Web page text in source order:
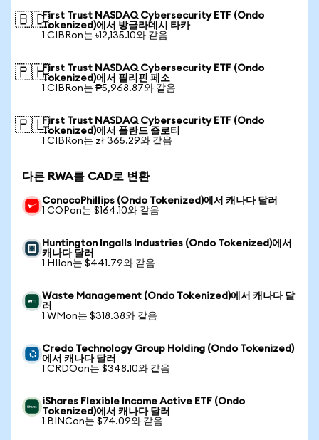
🇧🇩First Trust NASDAQ Cybersecurity ETF (Ondo
Tokenized)에서 방글라데시 타카
1 CIBRon는 ৳12,135.10와 같음
🇵🇭First Trust NASDAQ Cybersecurity ETF (Ondo
Tokenized)에서 필리핀 페소
1 CIBRon는 ₱5,968.87와 같음
🇵🇱First Trust NASDAQ Cybersecurity ETF (Ondo
Tokenized)에서 폴란드 즐로티
1 CIBRon는 zł 365.29와 같음
다른 RWA를 CAD로 변환
ConocoPhillips (Ondo Tokenized)에서 캐나다 달러
1 COPon는 $164.10와 같음
Huntington Ingalls Industries (Ondo Tokenized)에서
캐나다 달러
1 HIIon는 $441.79와 같음
Waste Management (Ondo Tokenized)에서 캐나다 달
러
1 WMon는 $318.38와 같음
Credo Technology Group Holding (Ondo Tokenized)
에서 캐나다 달러
1 CRDOon는 $348.10와 같음
iShares Flexible Income Active ETF (Ondo
Tokenized)에서 캐나다 달러
1 BINCon는 $74.09와 같음